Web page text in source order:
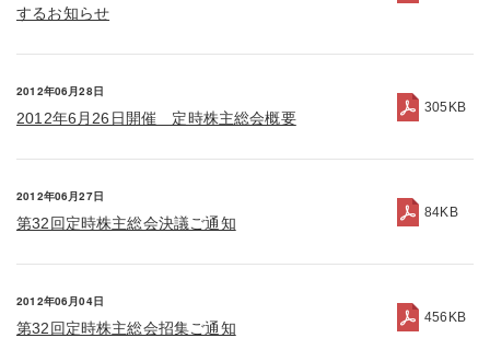
するお知らせ
2012年06月28日
2012年6月26日開催 定時株主総会概要
305KB
2012年06月27日
第32回定時株主総会決議ご通知
84KB
2012年06月04日
第32回定時株主総会招集ご通知
456KB